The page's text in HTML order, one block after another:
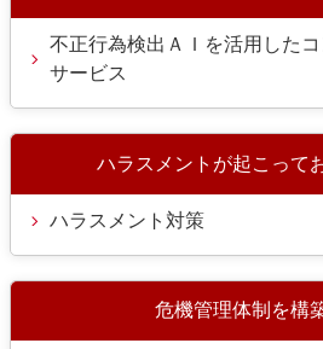
不正行為検出ＡＩを活用した
サービス
ハラスメントが起こって
ハラスメント対策
危機管理体制を構